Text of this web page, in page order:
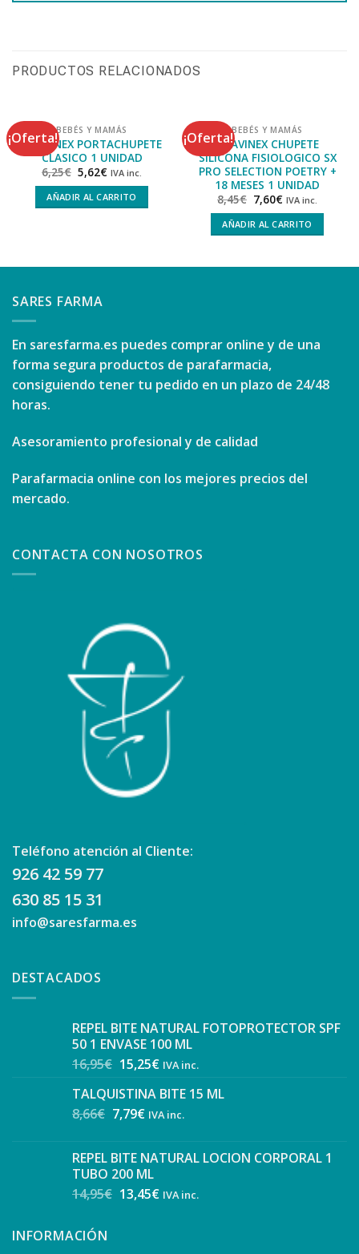
PRODUCTOS RELACIONADOS
¡Oferta!BEBÉS Y MAMÁS
SUAVINEX PORTACHUPETE
CLASICO 1 UNIDAD
6,25€ 5,62€ IVA inc.
AÑADIR AL CARRITO
¡Oferta!BEBÉS Y MAMÁS
SUAVINEX CHUPETE
SILICONA FISIOLOGICO SX
PRO SELECTION POETRY +
18 MESES 1 UNIDAD
8,45€ 7,60€ IVA inc.
AÑADIR AL CARRITO
SARES FARMA
En saresfarma.es puedes comprar online y de una
forma segura productos de parafarmacia,
consiguiendo tener tu pedido en un plazo de 24/48
horas.
Asesoramiento profesional y de calidad
Parafarmacia online con los mejores precios del
mercado.
CONTACTA CON NOSOTROS
Teléfono atención al Cliente:
926 42 59 77
630 85 15 31
info@saresfarma.es
DESTACADOS
REPEL BITE NATURAL FOTOPROTECTOR SPF
50 1 ENVASE 100 ML
16,95€ 15,25€ IVA inc.
TALQUISTINA BITE 15 ML
8,66€ 7,79€ IVA inc.
REPEL BITE NATURAL LOCION CORPORAL 1
TUBO 200 ML
14,95€ 13,45€ IVA inc.
INFORMACIÓN